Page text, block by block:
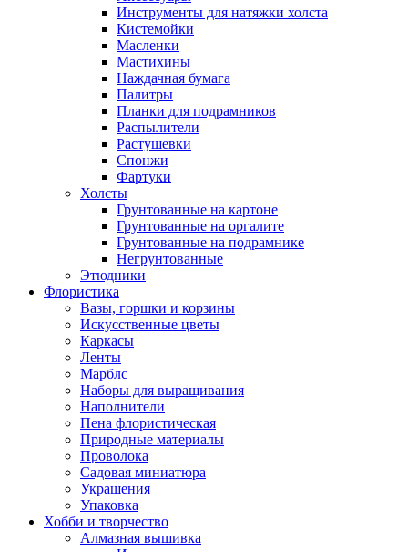
Инструменты для натяжки холста
Кистемойки
Масленки
Мастихины
Наждачная бумага
Палитры
Планки для подрамников
Распылители
Растушевки
Спонжи
Фартуки
Холсты
Грунтованные на картоне
Грунтованные на оргалите
Грунтованные на подрамнике
Негрунтованные
Этюдники
Флористика
Вазы, горшки и корзины
Искусственные цветы
Каркасы
Ленты
Марблс
Наборы для выращивания
Наполнители
Пена флористическая
Природные материалы
Проволока
Садовая миниатюра
Украшения
Упаковка
Хобби и творчество
Алмазная вышивка